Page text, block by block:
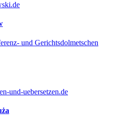
und Gerichtsdolmetschen
und-uebersetzen.de